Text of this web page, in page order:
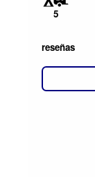
5
reseñas